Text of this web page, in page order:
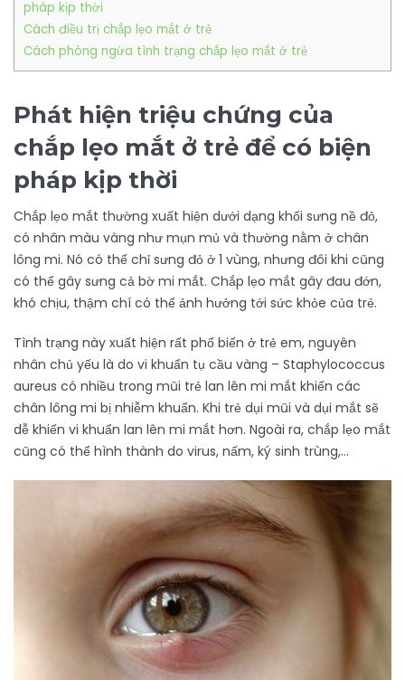
pháp kịp thời
Cách điều trị chắp lẹo mắt ở trẻ
Cách phòng ngừa tình trạng chắp lẹo mắt ở trẻ
Phát hiện triệu chứng của
chắp lẹo mắt ở trẻ để có biện
pháp kịp thời
Chắp lẹo mắt thường xuất hiện dưới dạng khối sưng nề đỏ,
có nhân màu vàng như mụn mủ và thường nằm ở chân
lông mi. Nó có thể chỉ sưng đỏ ở 1 vùng, nhưng đôi khi cũng
có thể gây sưng cả bờ mi mắt. Chắp lẹo mắt gây đau đớn,
khó chịu, thậm chí có thể ảnh hưởng tới sức khỏe của trẻ.
Tình trạng này xuất hiện rất phổ biến ở trẻ em, nguyên
nhân chủ yếu là do vi khuẩn tụ cầu vàng – Staphylococcus
aureus có nhiều trong mũi trẻ lan lên mi mắt khiến các
chân lông mi bị nhiễm khuẩn. Khi trẻ dụi mũi và dụi mắt sẽ
dễ khiến vi khuẩn lan lên mi mắt hơn. Ngoài ra, chắp lẹo mắt
cũng có thể hình thành do virus, nấm, ký sinh trùng,…